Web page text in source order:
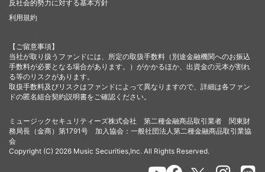
反社会的勢力に対する基本方針
利用規約
【ご留意事項】
当社が取り扱うファンドには、所定の取扱手数料（別途金融機関へのお振込
手数料が必要となる場合があります。）がかかるほか、出資金の元本が割れ
る等のリスクがあります。
取扱手数料及びリスクはファンドによって異なりますので、詳細は各ファン
ドの匿名組合契約説明書をご確認ください。
ミュージックセキュリティーズ株式会社 第二種金融商品取引業者 関東財
務局長（金商）第1791号 加入協会：一般社団法人第二種金融商品取引業協
会
Copyright (C) 2026 Music Securities,Inc. All Rights Reserved.